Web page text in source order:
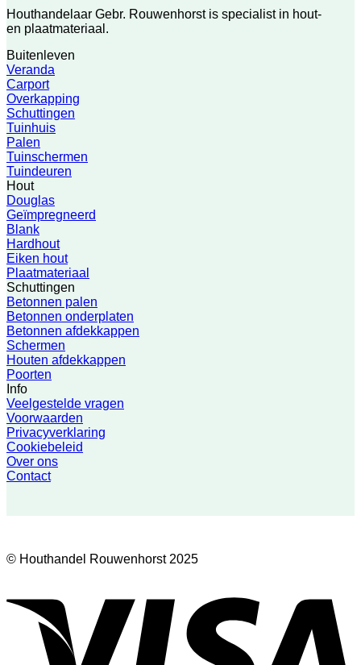
Houthandelaar Gebr. Rouwenhorst is specialist in hout-
en plaatmateriaal.
Buitenleven
Veranda
Carport
Overkapping
Schuttingen
Tuinhuis
Palen
Tuinschermen
Tuindeuren
Hout
Douglas
Geïmpregneerd
Blank
Hardhout
Eiken hout
Plaatmateriaal
Schuttingen
Betonnen palen
Betonnen onderplaten
Betonnen afdekkappen
Schermen
Houten afdekkappen
Poorten
Info
Veelgestelde vragen
Voorwaarden
Privacyverklaring
Cookiebeleid
Over ons
Contact
© Houthandel Rouwenhorst 2025